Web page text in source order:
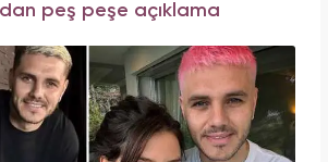
peş peşe açıklama